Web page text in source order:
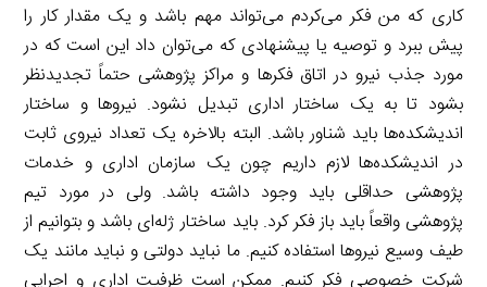
کاری که من فکر می‌کردم می‌تواند مهم باشد و یک مقدار کار را
پیش ببرد و توصیه یا پیشنهادی که می‌توان داد این است که در
مورد جذب نیرو در اتاق فکرها و مراکز پژوهشی حتماً تجدیدنظر
بشود تا به یک ساختار اداری تبدیل نشود. نیروها و ساختار
اندیشکده‌ها باید شناور باشد. البته بالاخره یک تعداد نیروی ثابت
در اندیشکده‌ها لازم داریم چون یک سازمان اداری و خدمات
پژوهشی حداقلی باید وجود داشته باشد. ولی در مورد تیم
پژوهشی واقعاً باید باز فکر کرد. باید ساختار ژله‌ای باشد و بتوانیم از
طیف وسیع نیروها استفاده کنیم. ما نباید دولتی و نباید مانند یک
شرکت خصوصی فکر کنیم. ممکن است ظرفیت اداری و اجرایی